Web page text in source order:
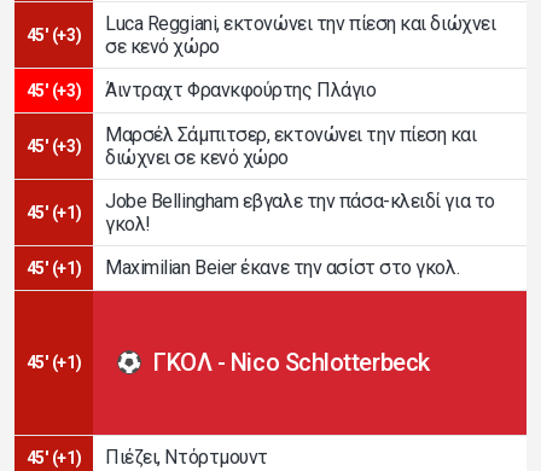
45' (+3)
Luca Reggiani, εκτονώνει την πίεση και διώχνει
σε κενό χώρο
45' (+3) Άιντραχτ Φρανκφούρτης Πλάγιο
45' (+3)
Μαρσέλ Σάμπιτσερ, εκτονώνει την πίεση και
διώχνει σε κενό χώρο
45' (+1)
Jobe Bellingham εβγαλε την πάσα-κλειδί για το
γκολ!
45' (+1) Maximilian Beier έκανε την ασίστ στο γκολ.
45' (+1) ΓΚΟΛ - Nico Schlotterbeck
45' (+1) Πιέζει, Ντόρτμουντ